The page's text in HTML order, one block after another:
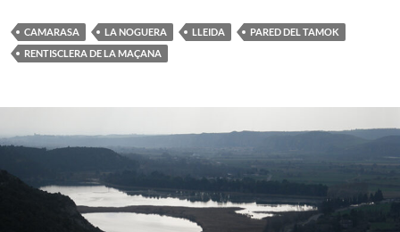
CAMARASA LA NOGUERA LLEIDA
PARED DEL TAMOK
RENTISCLERA DE LA MAÇANA